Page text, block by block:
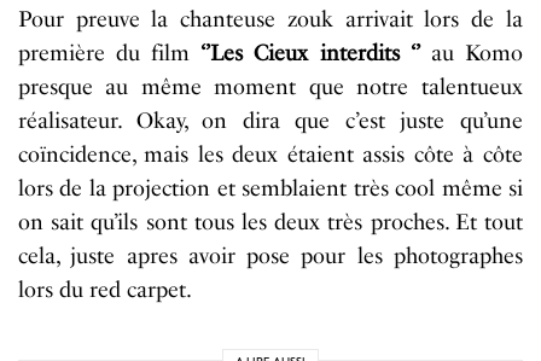
Pour preuve lachanteuse zouk arrivaitlors de la
première du film ‘’Les Cieux interdits‘’au Komo
presque au même moment que notre talentueux
réalisateur. Okay, on dira que c’est juste qu’une
coïncidence, mais les deux étaient assis côte à côte
lors de la projection et semblaient très cool même si
on sait qu’ils sont tous les deux très proches. Et tout
cela, juste apres avoir pose pour les photographes
lors du red carpet.